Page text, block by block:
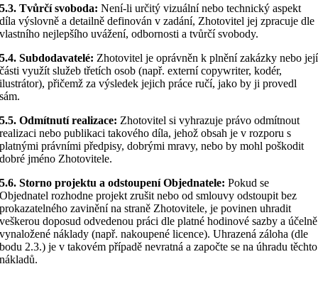
5.3. Tvůrčí svoboda: Není-li určitý vizuální nebo technický aspekt
díla výslovně a detailně definován v zadání, Zhotovitel jej zpracuje dle
vlastního nejlepšího uvážení, odbornosti a tvůrčí svobody.
5.4. Subdodavatelé: Zhotovitel je oprávněn k plnění zakázky nebo její
části využít služeb třetích osob (např. externí copywriter, kodér,
ilustrátor), přičemž za výsledek jejich práce ručí, jako by ji provedl
sám.
5.5. Odmítnutí realizace: Zhotovitel si vyhrazuje právo odmítnout
realizaci nebo publikaci takového díla, jehož obsah je v rozporu s
platnými právními předpisy, dobrými mravy, nebo by mohl poškodit
dobré jméno Zhotovitele.
5.6. Storno projektu a odstoupení Objednatele: Pokud se
Objednatel rozhodne projekt zrušit nebo od smlouvy odstoupit bez
prokazatelného zavinění na straně Zhotovitele, je povinen uhradit
veškerou doposud odvedenou práci dle platné hodinové sazby a účelně
vynaložené náklady (např. nakoupené licence). Uhrazená záloha (dle
bodu 2.3.) je v takovém případě nevratná a započte se na úhradu těchto
nákladů.